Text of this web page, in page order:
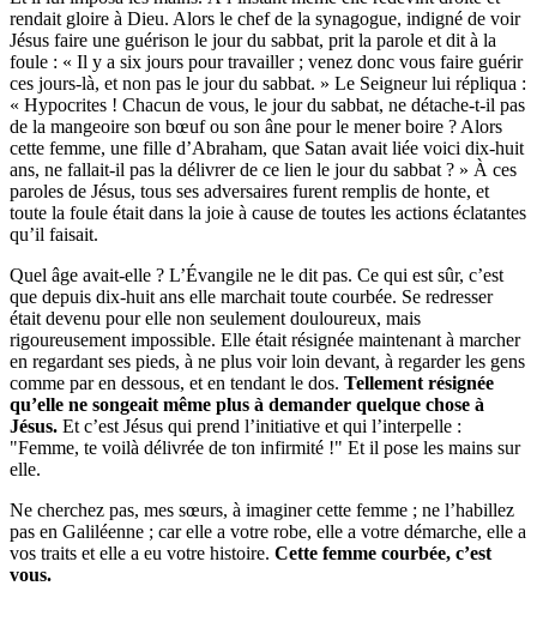
rendait gloire à Dieu. Alors le chef de la synagogue, indigné de voir
Jésus faire une guérison le jour du sabbat, prit la parole et dit à la
foule : « Il y a six jours pour travailler ; venez donc vous faire guérir
ces jours-là, et non pas le jour du sabbat. » Le Seigneur lui répliqua :
« Hypocrites ! Chacun de vous, le jour du sabbat, ne détache-t-il pas
de la mangeoire son bœuf ou son âne pour le mener boire ? Alors
cette femme, une fille d’Abraham, que Satan avait liée voici dix-huit
ans, ne fallait-il pas la délivrer de ce lien le jour du sabbat ? » À ces
paroles de Jésus, tous ses adversaires furent remplis de honte, et
toute la foule était dans la joie à cause de toutes les actions éclatantes
qu’il faisait.
Quel âge avait-elle ? L’Évangile ne le dit pas. Ce qui est sûr, c’est
que depuis dix-huit ans elle marchait toute courbée. Se redresser
était devenu pour elle non seulement douloureux, mais
rigoureusement impossible. Elle était résignée maintenant à marcher
en regardant ses pieds, à ne plus voir loin devant, à regarder les gens
comme par en dessous, et en tendant le dos. Tellement résignée
qu’elle ne songeait même plus à demander quelque chose à
Jésus. Et c’est Jésus qui prend l’initiative et qui l’interpelle :
"Femme, te voilà déli­vrée de ton infirmité !" Et il pose les mains sur
elle.
Ne cherchez pas, mes sœurs, à imaginer cette femme ; ne l’habillez
pas en Galiléenne ; car elle a votre robe, elle a votre démarche, elle a
vos traits et elle a eu votre histoire. Cette femme courbée, c’est
vous.